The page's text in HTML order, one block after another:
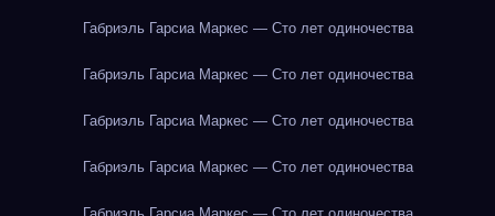
Габриэль Гарсиа Маркес — Сто лет одиночества
Габриэль Гарсиа Маркес — Сто лет одиночества
Габриэль Гарсиа Маркес — Сто лет одиночества
Габриэль Гарсиа Маркес — Сто лет одиночества